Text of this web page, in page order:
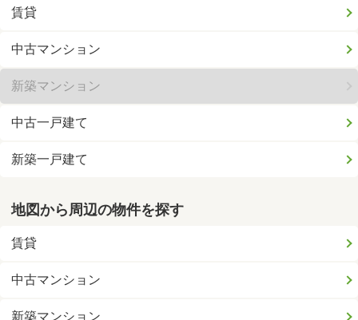
賃貸
中古マンション
新築マンション
中古一戸建て
新築一戸建て
地図から周辺の物件を探す
賃貸
中古マンション
新築マンション